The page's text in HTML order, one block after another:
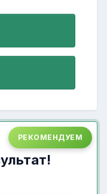
РЕКОМЕНДУЕМ